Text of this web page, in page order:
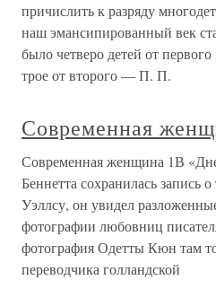
причислить к разряду
наш эмансипированный век
было четверо детей от
трое от второго — П. П.
Современная
Современная женщина 1В
Беннетта сохранилась запись
Уэллсу, он увидел
фотографии любовниц
фотография Одетты Кюн там
переводчика голландской